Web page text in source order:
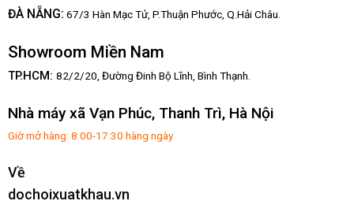
ĐÀ NẴNG: 67/3 Hàn Mạc Tử, P.Thuận Phước, Q.Hải Châu.
Showroom Miền Nam
TP.HCM: 82/2/20, Đường Đinh Bộ Lĩnh, Bình Thạnh.
Nhà máy xã Vạn Phúc, Thanh Trì, Hà Nội
Giờ mở hàng: 8:00-17:30 hàng ngày
Về
dochoixuatkhau.vn